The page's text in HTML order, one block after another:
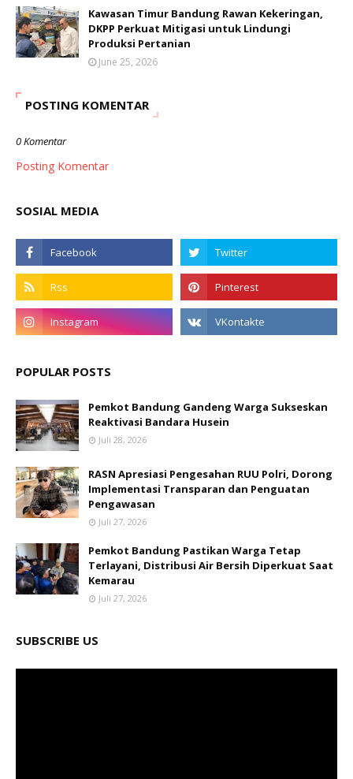
Kawasan Timur Bandung Rawan Kekeringan,
DKPP Perkuat Mitigasi untuk Lindungi
Produksi Pertanian
June 25, 2026
POSTING KOMENTAR
0 Komentar
Posting Komentar
SOSIAL MEDIA
POPULAR POSTS
Pemkot Bandung Gandeng Warga Sukseskan
Reaktivasi Bandara Husein
Juli 28, 2026
RASN Apresiasi Pengesahan RUU Polri, Dorong
Implementasi Transparan dan Penguatan
Pengawasan
Juli 27, 2026
Pemkot Bandung Pastikan Warga Tetap
Terlayani, Distribusi Air Bersih Diperkuat Saat
Kemarau
Juli 27, 2026
SUBSCRIBE US